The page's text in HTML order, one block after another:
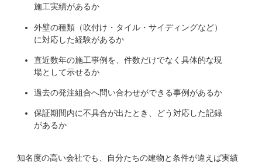
施工実績があるか
外壁の種類（吹付け・タイル・サイディングなど）
に対応した経験があるか
直近数年の施工事例を、件数だけでなく具体的な現
場として示せるか
過去の発注組合へ問い合わせができる事例があるか
保証期間内に不具合が出たとき、どう対応した記録
があるか
知名度の高い会社でも、自分たちの建物と条件が違えば実績